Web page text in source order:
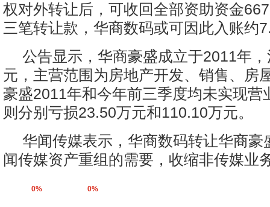
权对外转让后，可收回全部资助资金
三笔转让款，华商数码或可因此入账约
公告显示，华商豪盛成立于2011年
元，主营范围为房地产开发、销售、房
豪盛2011年和今年前三季度均未实现营
则分别亏损23.50万元和110.10万元。
华闻传媒表示，华商数码转让华商豪
闻传媒资产重组的需要，收缩非传媒业
0% 0%